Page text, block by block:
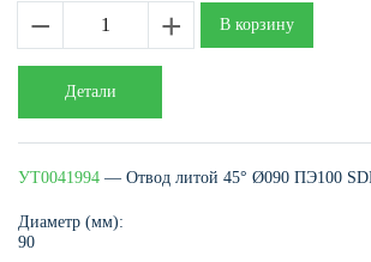
Детали
− + В корзину
УТ0041994 — Отвод литой 45° Ø090 ПЭ100
Диаметр (мм):
90